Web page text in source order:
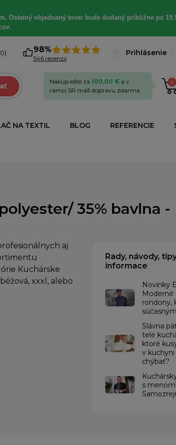
Ostatný objednaný tovar bude dodaný približne po
98%
546 recenzií
Prihlásenie
0
Nakúp ešte za 100,00 € a v
rámci SR máš dopravu zdarma.
NA TEXTIL BLOG REFERENCIE
35% bavlna -
aj
Kuchárske
xxxl, alebo
Rady, návody,
informace
Novinky
Moderné
rondony,
Slávna
tele
ktoré
v
chýbať?
s